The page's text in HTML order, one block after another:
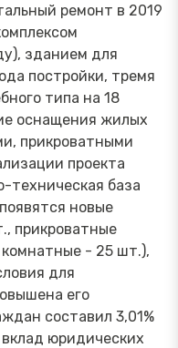
ремонт в 2019
зданием для
постройки, тремя
типа на 18
оснащения жилых
прикроватными
проекта
техническая база
новые
прикроватные
- 25 шт.),
для
его
составил 3,01%
юридических